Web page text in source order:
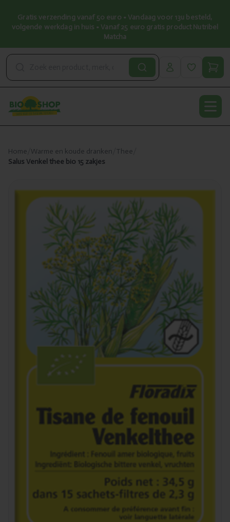
Gratis verzending vanaf 50 euro • Vandaag voor 13u besteld,
volgende werkdag in huis • Vanaf 25 euro gratis product Nutribel
Matcha
Home Warme en koude dranken Thee
Salus Venkel thee bio 15 zakjes